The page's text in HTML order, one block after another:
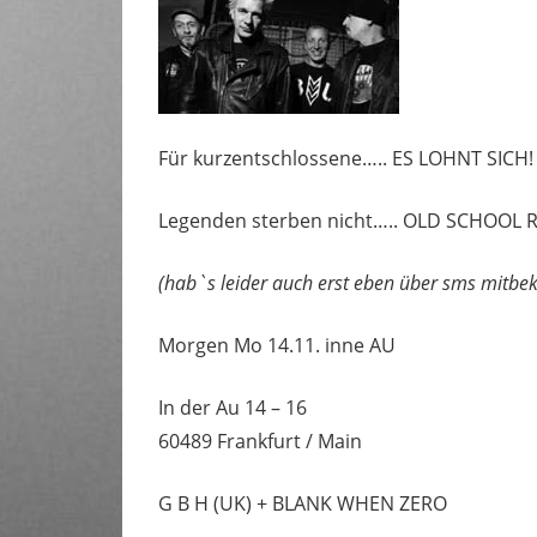
Für kurzentschlossene….. ES LOHNT SICH!
Legenden sterben nicht….. OLD SCHOOL
(hab`s leider auch erst eben über sms
Morgen Mo 14.11. inne AU
In der Au 14 – 16
60489 Frankfurt / Main
G B H (UK) + BLANK WHEN ZERO